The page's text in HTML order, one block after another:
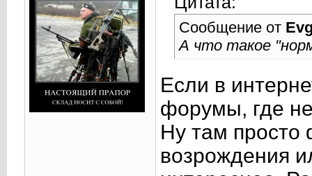
Сообщение от
А что такое
Если в
форумы, где
Ну там
возрождения